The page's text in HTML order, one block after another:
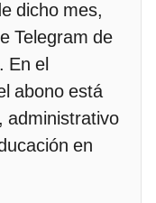
dicho mes,
Telegram de
En el
abono está
administrativo
en